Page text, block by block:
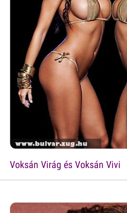
Voksán Virág és Voksán Vivi